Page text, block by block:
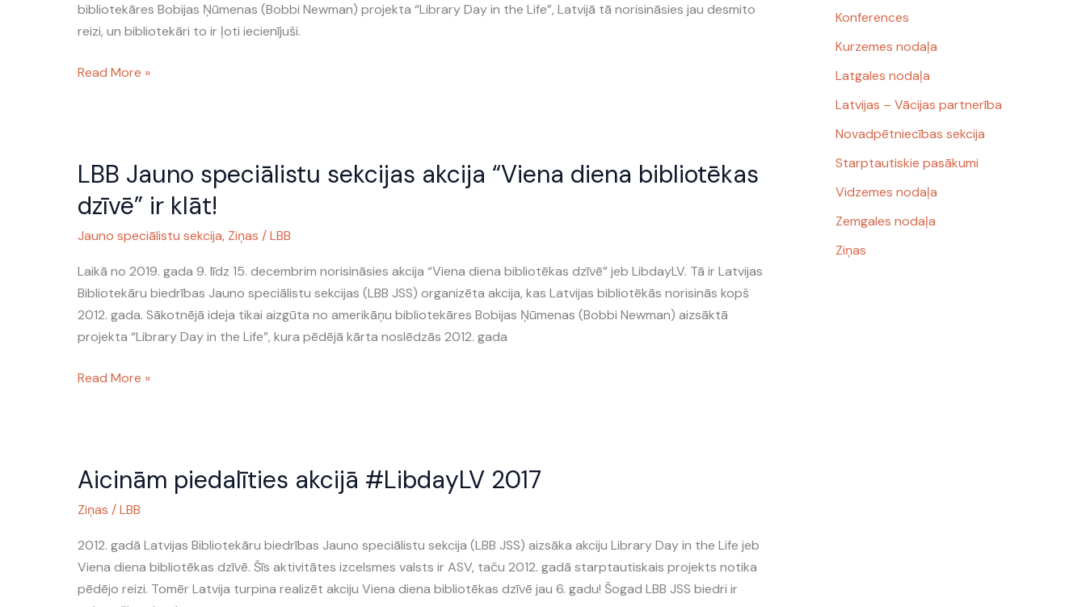
bibliotekāres Bobijas Ņūmenas (Bobbi Newman) projekta “Library Day in the Life”, Latvijā tā norisināsies jau desmito
reizi, un bibliotekāri to ir ļoti iecienījuši.
Read More »
LBB Jauno speciālistu sekcijas akcija “Viena diena bibliotēkas
dzīvē” ir klāt!
Jauno speciālistu sekcija, Ziņas /LBB
Laikā no 2019. gada 9. līdz 15. decembrim norisināsies akcija “Viena diena bibliotēkas dzīvē” jeb LibdayLV. Tā ir Latvijas
Bibliotekāru biedrības Jauno speciālistu sekcijas (LBB JSS) organizēta akcija, kas Latvijas bibliotēkās norisinās kopš
2012. gada. Sākotnējā ideja tikai aizgūta no amerikāņu bibliotekāres Bobijas Ņūmenas (Bobbi Newman) aizsāktā
projekta “Library Day in the Life”, kura pēdējā kārta noslēdzās 2012. gada
Jauno
speciālistu
sekcijas
akcija
diena
bibliotēkas
dzīvē”
ir
Read More »
Aicinām piedalīties akcijā #LibdayLV 2017
Ziņas /LBB
2012. gadā Latvijas Bibliotekāru biedrības Jauno speciālistu sekcija (LBB JSS) aizsāka akciju Library Day in the Life jeb
Viena diena bibliotēkas dzīvē. Šīs aktivitātes izcelsmes valsts ir ASV, taču 2012. gadā starptautiskais projekts notika
pēdējo reizi. Tomēr Latvija turpina realizēt akciju Viena diena bibliotēkas dzīvē jau 6. gadu! Šogad LBB JSS biedri ir
piedalīties
#LibdayLV
2017
Konferences
Kurzemes nodaļa
Latgales nodaļa
Latvijas – Vācijas partnerība
Novadpētniecības sekcija
Starptautiskie pasākumi
Vidzemes nodaļa
Zemgales nodaļa
Ziņas